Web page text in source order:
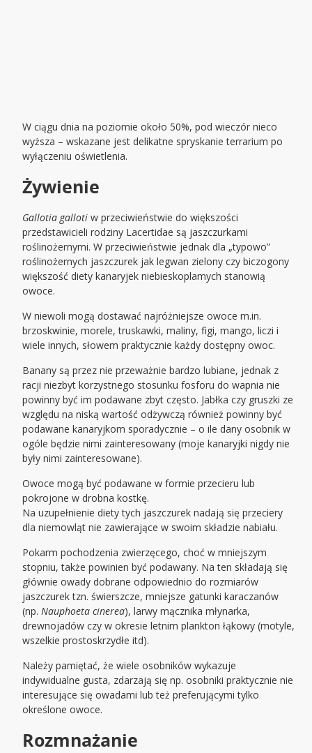
W ciągu dnia na poziomie około 50%, pod wieczór nieco
wyższa – wskazane jest delikatne spryskanie terrarium po
wyłączeniu oświetlenia.
Żywienie
Gallotia galloti w przeciwieństwie do większości
przedstawicieli rodziny Lacertidae są jaszczurkami
roślinożernymi. W przeciwieństwie jednak dla „typowo”
roślinożernych jaszczurek jak legwan zielony czy biczogony
większość diety kanaryjek niebieskoplamych stanowią
owoce.
W niewoli mogą dostawać najróżniejsze owoce m.in.
brzoskwinie, morele, truskawki, maliny, figi, mango, liczi i
wiele innych, słowem praktycznie każdy dostępny owoc.
Banany są przez nie przeważnie bardzo lubiane, jednak z
racji niezbyt korzystnego stosunku fosforu do wapnia nie
powinny być im podawane zbyt często. Jabłka czy gruszki ze
względu na niską wartość odżywczą również powinny być
podawane kanaryjkom sporadycznie – o ile dany osobnik w
ogóle będzie nimi zainteresowany (moje kanaryjki nigdy nie
były nimi zainteresowane).
Owoce mogą być podawane w formie przecieru lub
pokrojone w drobna kostkę.
Na uzupełnienie diety tych jaszczurek nadają się przeciery
dla niemowląt nie zawierające w swoim składzie nabiału.
Pokarm pochodzenia zwierzęcego, choć w mniejszym
stopniu, także powinien być podawany. Na ten składają się
głównie owady dobrane odpowiednio do rozmiarów
jaszczurek tzn. świerszcze, mniejsze gatunki karaczanów
(np.Nauphoeta cinerea), larwy mącznika młynarka,
drewnojadów czy w okresie letnim plankton łąkowy (motyle,
wszelkie prostoskrzydłe itd).
Należy pamiętać, że wiele osobników wykazuje
indywidualne gusta, zdarzają się np. osobniki praktycznie nie
interesujące się owadami lub też preferującymi tylko
określone owoce.
Rozmnażanie